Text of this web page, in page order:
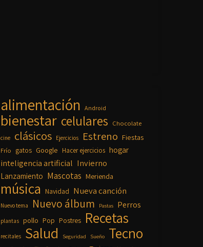
alimentación Android
bienestar celulares Chocolate
cine clásicos Ejercicios Estreno Fiestas
Frío gatos Google Hacer ejercicios hogar
inteligencia artificial Invierno
Lanzamiento Mascotas Merienda
música Navidad Nueva canción
Nuevo tema Nuevo álbum Pastas Perros
plantas pollo Pop Postres Recetas
recitales Salud Seguridad Sueño Tecno